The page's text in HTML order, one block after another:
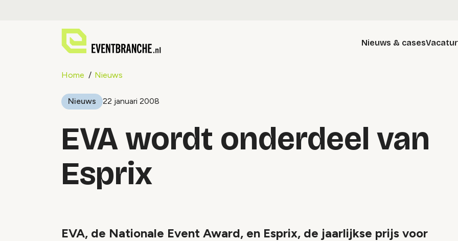
Nieuws & cases
Home Nieuws
Nieuws 22 januari 2008
EVA wordt onderdeel van
Esprix
EVA, de Nationale Event Award, en Esprix, de jaarlijkse prijs voor